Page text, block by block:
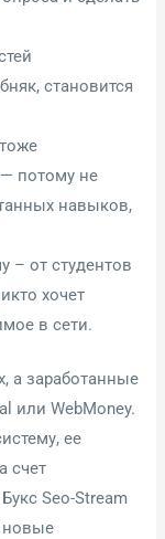
становится
— потому не
навыков,
– от студентов
хочет
в сети.
а заработанные
или WebMoney.
ее
счет
Seo-Stream
новые